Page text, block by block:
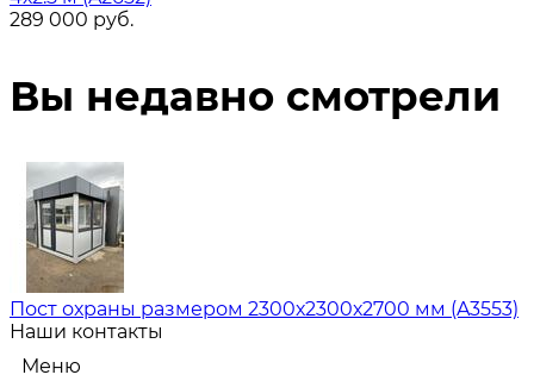
289 000 руб.
Вы недавно смотрели
Пост охраны размером 2300х2300х2700 мм (A3553)
Наши контакты
Меню